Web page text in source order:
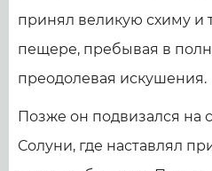
принял великую схиму и
пещере, пребывая в
преодолевая искушения.
Позже он подвизался на
Солуни, где наставлял